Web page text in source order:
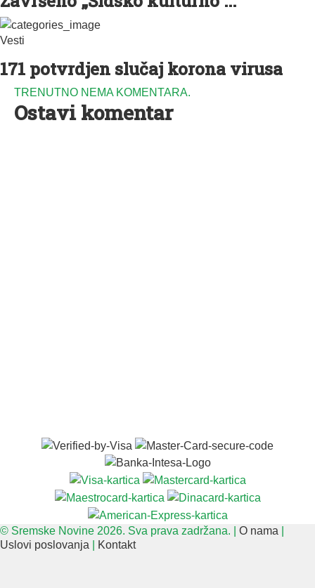
Vesti
171 potvrdjen slučaj korona virusa
TRENUTNO NEMA KOMENTARA.
Ostavi komentar
© Sremske Novine 2026. Sva prava zadržana. | O nama
Uslovi poslovanja
Kontakt